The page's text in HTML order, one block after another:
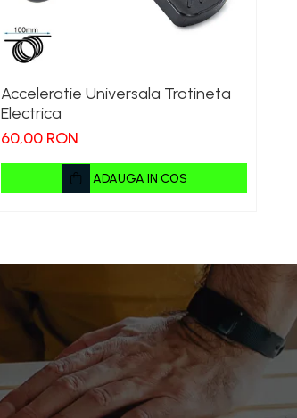
Acceleratie Universala Trotineta
Electrica
60,00 RON
ADAUGA IN COS